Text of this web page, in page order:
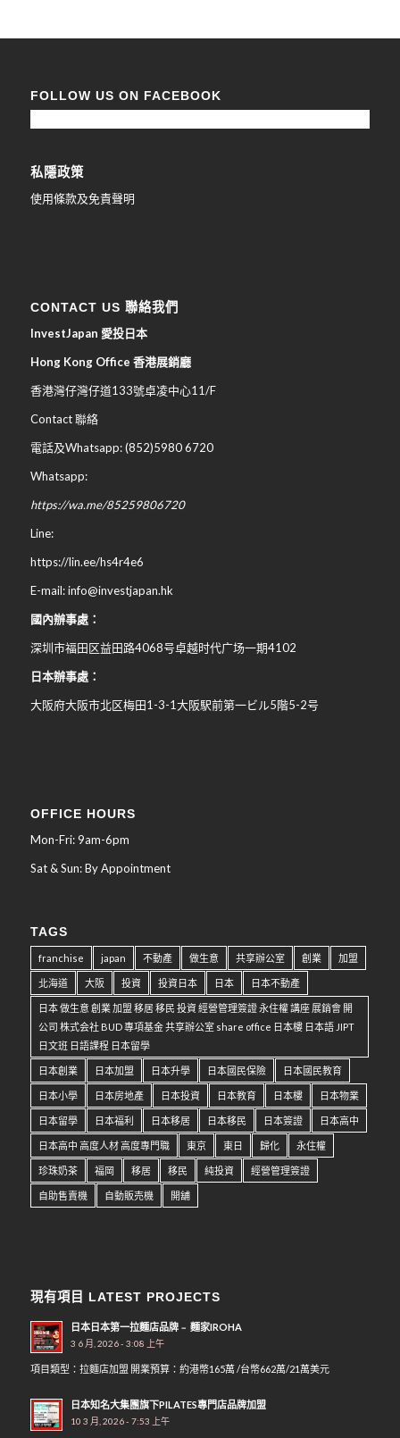
FOLLOW US ON FACEBOOK
私隱政策
使用條款及免責聲明
CONTACT US 聯絡我們
InvestJapan 愛投日本
Hong Kong Office 香港展銷廳
香港灣仔灣仔道133號卓凌中心11/F
Contact 聯絡
電話及Whatsapp: (852)5980 6720
Whatsapp:
https://wa.me/85259806720
Line:
https://lin.ee/hs4r4e6
E-mail: info@investjapan.hk
國內辦事處：
深圳市福田区益田路4068号卓越时代广场一期4102
日本辦事處：
大阪府大阪市北区梅田1-3-1大阪駅前第一ビル5階5-2号
OFFICE HOURS
Mon-Fri: 9am-6pm
Sat & Sun: By Appointment
TAGS
franchise japan 不動產 做生意 共享辦公室 創業 加盟
北海道 大阪 投資 投資日本 日本 日本不動產
日本 做生意 創業 加盟 移居 移民 投資 經營管理簽證 永住權 講座 展銷會 開
公司 株式会社 BUD 專項基金 共享辦公室 share office 日本樓 日本語 JIPT
日文班 日語課程 日本留學
日本創業 日本加盟 日本升學 日本國民保險 日本國民教育
日本小學 日本房地產 日本投資 日本教育 日本樓 日本物業
日本留學 日本福利 日本移居 日本移民 日本簽證 日本高中
日本高中 高度人材 高度專門職 東京 東日 歸化 永住權
珍珠奶茶 福岡 移居 移民 純投資 經營管理簽證
自助售賣機 自動販売機 開舖
現有項目 LATEST PROJECTS
日本日本第一拉麵店品牌﹣ 麵家IROHA
3 6 月, 2026 - 3:08 上午
項目類型：拉麵店加盟 開業預算：約港幣165萬 /台幣662萬/21萬美元
日本知名大集團旗下PILATES專門店品牌加盟
10 3 月, 2026 - 7:53 上午